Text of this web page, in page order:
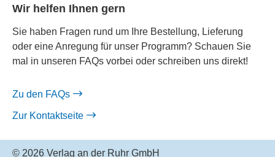
Wir helfen Ihnen gern
Sie haben Fragen rund um Ihre Bestellung, Lieferung
oder eine Anregung für unser Programm? Schauen Sie
mal in unseren FAQs vorbei oder schreiben uns direkt!
Zu den FAQs
Zur Kontaktseite
© 2026 Verlag an der Ruhr GmbH